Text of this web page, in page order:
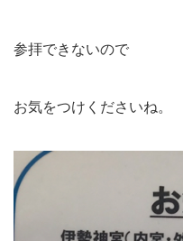
参拝できないので
お気をつけくださいね。